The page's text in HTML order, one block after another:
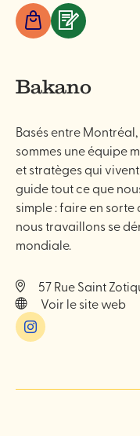
BoutiquesServices
Bakano
Basés entre
sommes une équipe
et stratèges qui
guide tout ce que
simple : faire en
nous travaillons se
mondiale.
57 Rue Saint
Voir le site web
Instagram